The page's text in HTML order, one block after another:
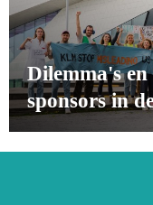
Dilemma's
sponsors in